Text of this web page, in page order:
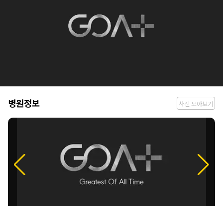
병
원
병원정보 사진 모아보기